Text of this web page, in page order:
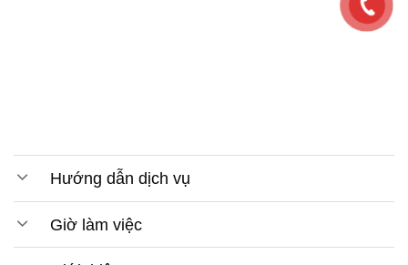
Hướng dẫn dịch vụ
Giờ làm việc